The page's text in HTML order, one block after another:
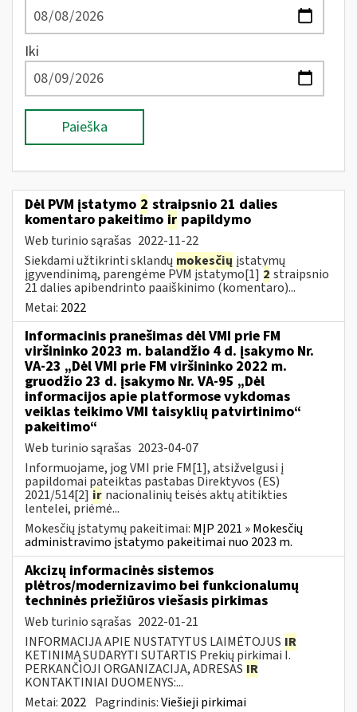
Iki
Paieška
Dėl PVM įstatymo 2 straipsnio 21 dalies
komentaro pakeitimo ir papildymo
Web turinio sąrašas 2022-11-22
Siekdami užtikrinti sklandų mokesčių įstatymų
įgyvendinimą, parengėme PVM įstatymo[1] 2 straipsnio
21 dalies apibendrinto paaiškinimo (komentaro)...
Metai: 2022
Informacinis pranešimas dėl VMI prie FM
viršininko 2023 m. balandžio 4 d. įsakymo Nr.
VA-23 „Dėl VMI prie FM viršininko 2022 m.
gruodžio 23 d. įsakymo Nr. VA-95 „Dėl
informacijos apie platformose vykdomas
veiklas teikimo VMI taisyklių patvirtinimo“
pakeitimo“
Web turinio sąrašas 2023-04-07
Informuojame, jog VMI prie FM[1], atsižvelgusi į
papildomai pateiktas pastabas Direktyvos (ES)
2021/514[2] ir nacionalinių teisės aktų atitikties
lentelei, priėmė...
Mokesčių įstatymų pakeitimai: MĮP 2021 » Mokesčių
administravimo įstatymo pakeitimai nuo 2023 m.
Akcizų informacinės sistemos
plėtros/modernizavimo bei funkcionalumų
techninės priežiūros viešasis pirkimas
Web turinio sąrašas 2022-01-21
INFORMACIJA APIE NUSTATYTUS LAIMĖTOJUS IR
KETINIMĄ SUDARYTI SUTARTIS Prekių pirkimai I.
PERKANČIOJI ORGANIZACIJA, ADRESAS IR
KONTAKTINIAI DUOMENYS:...
Metai: 2022 Pagrindinis:Viešieji pirkimai